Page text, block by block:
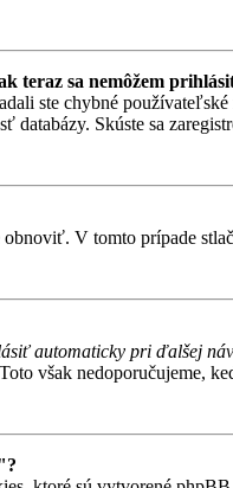
teraz sa nemôžem
ste chybné
databázy. Skúste sa
obnoviť. V tomto prípade
automaticky pri ďalšej
však nedoporučujeme,